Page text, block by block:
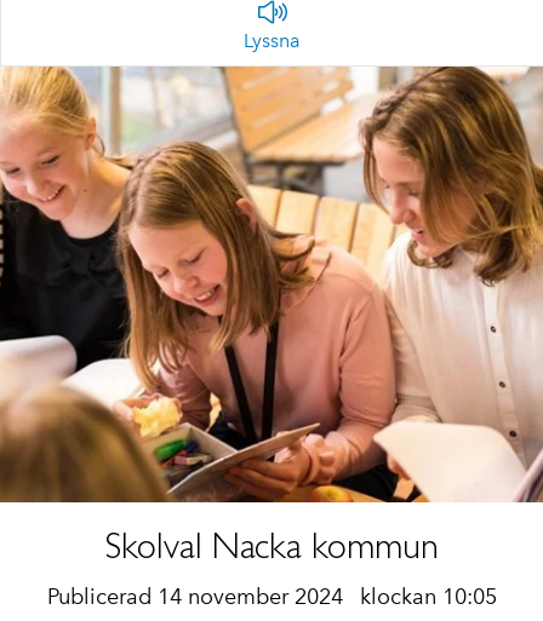
Lyssna
Skolval Nacka kommun
Publicerad 14 november 2024 klockan 10:05